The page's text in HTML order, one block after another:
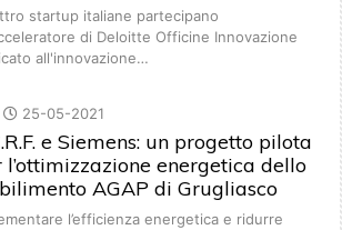
startup italiane partecipano
di Deloitte Officine Innovazione
all'innovazione…
25-05-2021
e Siemens: un progetto pilota
l’ottimizzazione energetica dello
AGAP di Grugliasco
l’efficienza energetica e ridurre